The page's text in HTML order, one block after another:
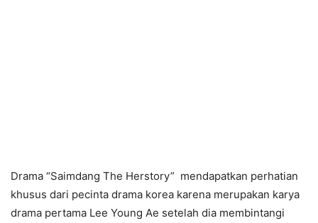
Drama “Saimdang The Herstory” mendapatkan perhatian
khusus dari pecinta drama korea karena merupakan karya
drama pertama Lee Young Ae setelah dia membintangi